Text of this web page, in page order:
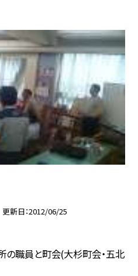
更新日 2012/06/25
の職員と町会(大杉町会・五北